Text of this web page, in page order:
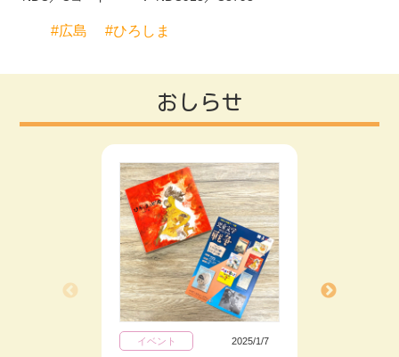
広島 ひろしま
おしらせ
イベント 2025/1/7